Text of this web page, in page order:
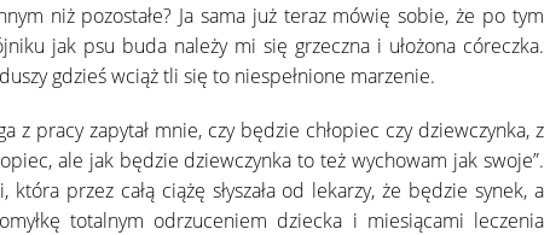
niż pozostałe? Ja sama już teraz mówię sobie, że po tym
jak psu buda należy mi się grzeczna i ułożona córeczka.
gdzieś wciąż tli się to niespełnione marzenie.
z pracy zapytał mnie, czy będzie chłopiec czy dziewczynka, z
ale jak będzie dziewczynka to też wychowam jak swoje”.
przez całą ciążę słyszała od lekarzy, że będzie synek, a
totalnym odrzuceniem dziecka i miesiącami leczenia